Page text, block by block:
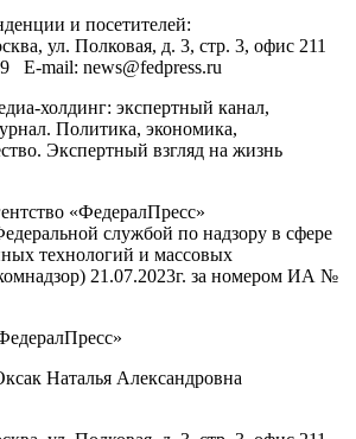
и посетителей:
, ул. Полковая, д. 3, стр. 3, офис 211
E-mail: news@fedpress.ru
холдинг: экспертный канал,
Политика, экономика,
Экспертный взгляд на жизнь
«ФедералПресс»
службой по надзору в сфере
технологий и массовых
21.07.2023г. за номером ИА №
Наталья Александровна